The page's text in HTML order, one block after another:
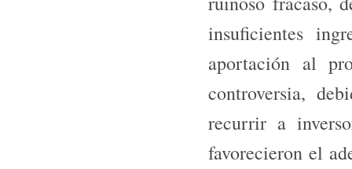
insuficientes
aportación al
controversia,
recurrir a
favorecieron el